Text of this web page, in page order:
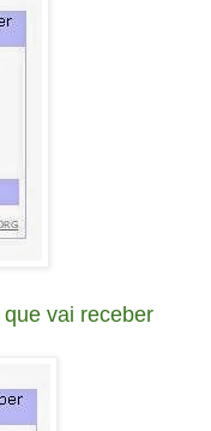
que vai receber